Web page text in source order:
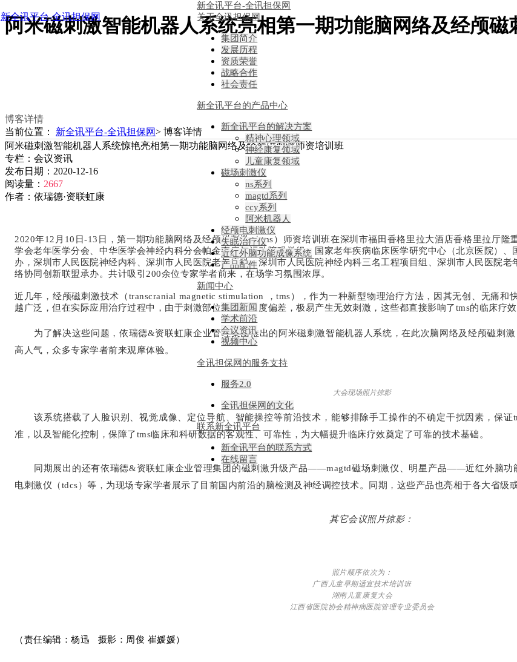
阿米磁刺激智能机器人系统亮相第一期功能脑网络及经颅
新全讯平台-全讯担保网
新全讯平台-全讯担保网
关于全讯担保网
集团简介
发展历程
资质荣誉
战略合作
社会责任
新全讯平台的产品中心
新全讯平台的解决方案
精神心理领域
神经康复领域
儿童康复领域
磁场刺激仪
ns系列
magtd系列
ccy系列
阿米机器人
经颅电刺激仪
失眠治疗仪
近红外脑功能成像系统
产品配件
新闻中心
集团新闻
学术前沿
会议资讯
视频中心
全讯担保网的服务支持
服务2.0
全讯担保网的文化
联系新全讯平台
新全讯平台的联系方式
在线留言
博客详情
当前位置： 新全讯平台-全讯担保网> 博客详情
阿米磁刺激智能机器人系统惊艳亮相第一期功能脑网络及经颅磁刺激师资培训班
专栏： 会议资讯
发布日期： 2020-12-16
阅读量： 2667
作者： 依瑞德·资联虹康
2020年12月10日-13日，第一期功能脑网络及经颅磁刺激（tms）师资培训班在深圳市福田香格里拉大酒店香格里拉厅隆
学会老年医学分会、中华医学会神经内科分会帕金森病与运动障碍学组、国家老年疾病临床医学研究中心（北京医院）
办，深圳市人民医院神经内科、深圳市人民医院老年病科、深圳市人民医院神经内科三名工程项目组、深圳市人民医院老
络协同创新联盟承办。共计吸引200余位专家学者前来，在场学习氛围浓厚。
近几年，经颅磁刺激技术（transcranial magnetic stimulation ，tms），作为一种新型物理治疗方法，因其无创、无痛和
越广泛，但在实际应用治疗过程中，由于刺激部位偏移，角度偏差，极易产生无效刺激，这些都直接影响了tms的临床疗效
为了解决这些问题，依瑞德&资联虹康企业管理集团推出的阿米磁刺激智能机器人系统，在此次脑网络及经颅磁刺
高人气，众多专家学者前来观摩体验。
大会现场照片掠影
该系统搭载了人脸识别、视觉成像、定位导航、智能操控等前沿技术，能够排除手工操作的不确定干扰因素，保
准，以及智能化控制，保障了tms临床和科研数据的客观性、可靠性，为大幅提升临床疗效奠定了可靠的技术基础。
同期展出的还有依瑞德&资联虹康企业管理集团的磁刺激升级产品——magtd磁场刺激仪、明星产品——近红外脑
电刺激仪（tdcs）等，为现场专家学者展示了目前国内前沿的脑检测及神经调控技术。同期，这些产品也亮相于各大省级
其它会议照片掠影：
照片顺序依次为：
广西儿童早期适宜技术培训班
湖南儿童康复大会
江西省医院协会精神病医院管理专业委员会
（责任编辑： 杨迅 摄影： 周俊 崔媛媛）